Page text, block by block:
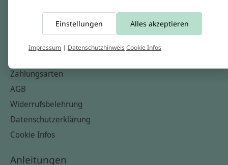
Informationen
Kontakt
Zahlungsarten
AGB
Widerrufsbelehrung
Datenschutzerklärung
Cookie Infos
Anleitungen
Einstellungen Alles akzeptieren
Impressum | DatenschutzhinweisCookie Infos